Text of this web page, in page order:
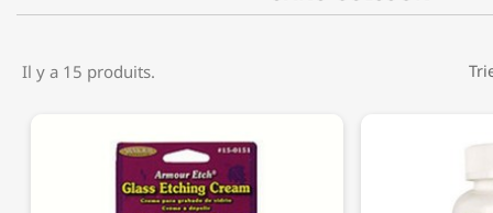
Il y a 15 produits.